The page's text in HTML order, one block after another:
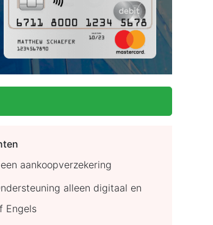
aankoopverzekering
alleen digitaal en
Engels